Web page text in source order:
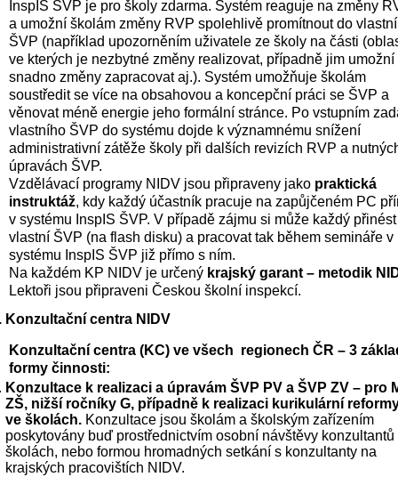
InspIS ŠVP je pro školy zdarma. Systém reaguje na změny
a umožní školám změny RVP spolehlivě promítnout do
ŠVP (například upozorněním uživatele ze školy na části
ve kterých je nezbytné změny realizovat, případně jim umožní
snadno změny zapracovat aj.). Systém umožňuje školám
soustředit se více na obsahovou a koncepční práci se ŠVP a
věnovat méně energie jeho formální stránce. Po vstupním
vlastního ŠVP do systému dojde k významnému snížení
administrativní zátěže školy při dalších revizích RVP a
úpravách ŠVP.
Vzdělávací programy NIDV jsou připraveny jako praktická
instruktáž, kdy každý účastník pracuje na zapůjčeném PC
v systému InspIS ŠVP. V případě zájmu si může každý přinést
vlastní ŠVP (na flash disku) a pracovat tak během semináře v
systému InspIS ŠVP již přímo s ním.
Na každém KP NIDV je určený krajský garant – metodik
Lektoři jsou připraveni Českou školní inspekcí.
Konzultační centra NIDV
Konzultační centra (KC) ve všech  regionech ČR – 3
formy činnosti:
Konzultace k realizaci a úpravám ŠVP PV a ŠVP ZV – pro
ZŠ, nižší ročníky G, případně k realizaci kurikulární
ve školách. Konzultace jsou školám a školským zařízením
poskytovány buď prostřednictvím osobní návštěvy konzultantů
školách, nebo formou hromadných setkání s konzultanty na
krajských pracovištích NIDV.